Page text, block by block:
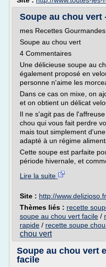
Soupe au chou vert
mes Recettes
Soupe au chou vert
4 Commentaires
Une délicieuse soupe au
également proposé en
personne n'aime les
Dans ce cas on mixe, on
et on obtient un délicat
Il ne s'agit pas de
chou qui vous fait perdre
mais tout simplement
adapté à un régime
Cette soupe est parfaite
période hivernale, et
Lire la suite
Site : http://www.delizioso.fr
Thèmes liés : recette
soupe au chou vert facile /
rapide / recette soupe
chou vert
Soupe au chou vert
facile